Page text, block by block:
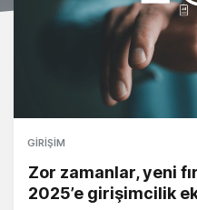
GIRIŞIM
Zor zamanlar, yeni
2025’e girişimcilik